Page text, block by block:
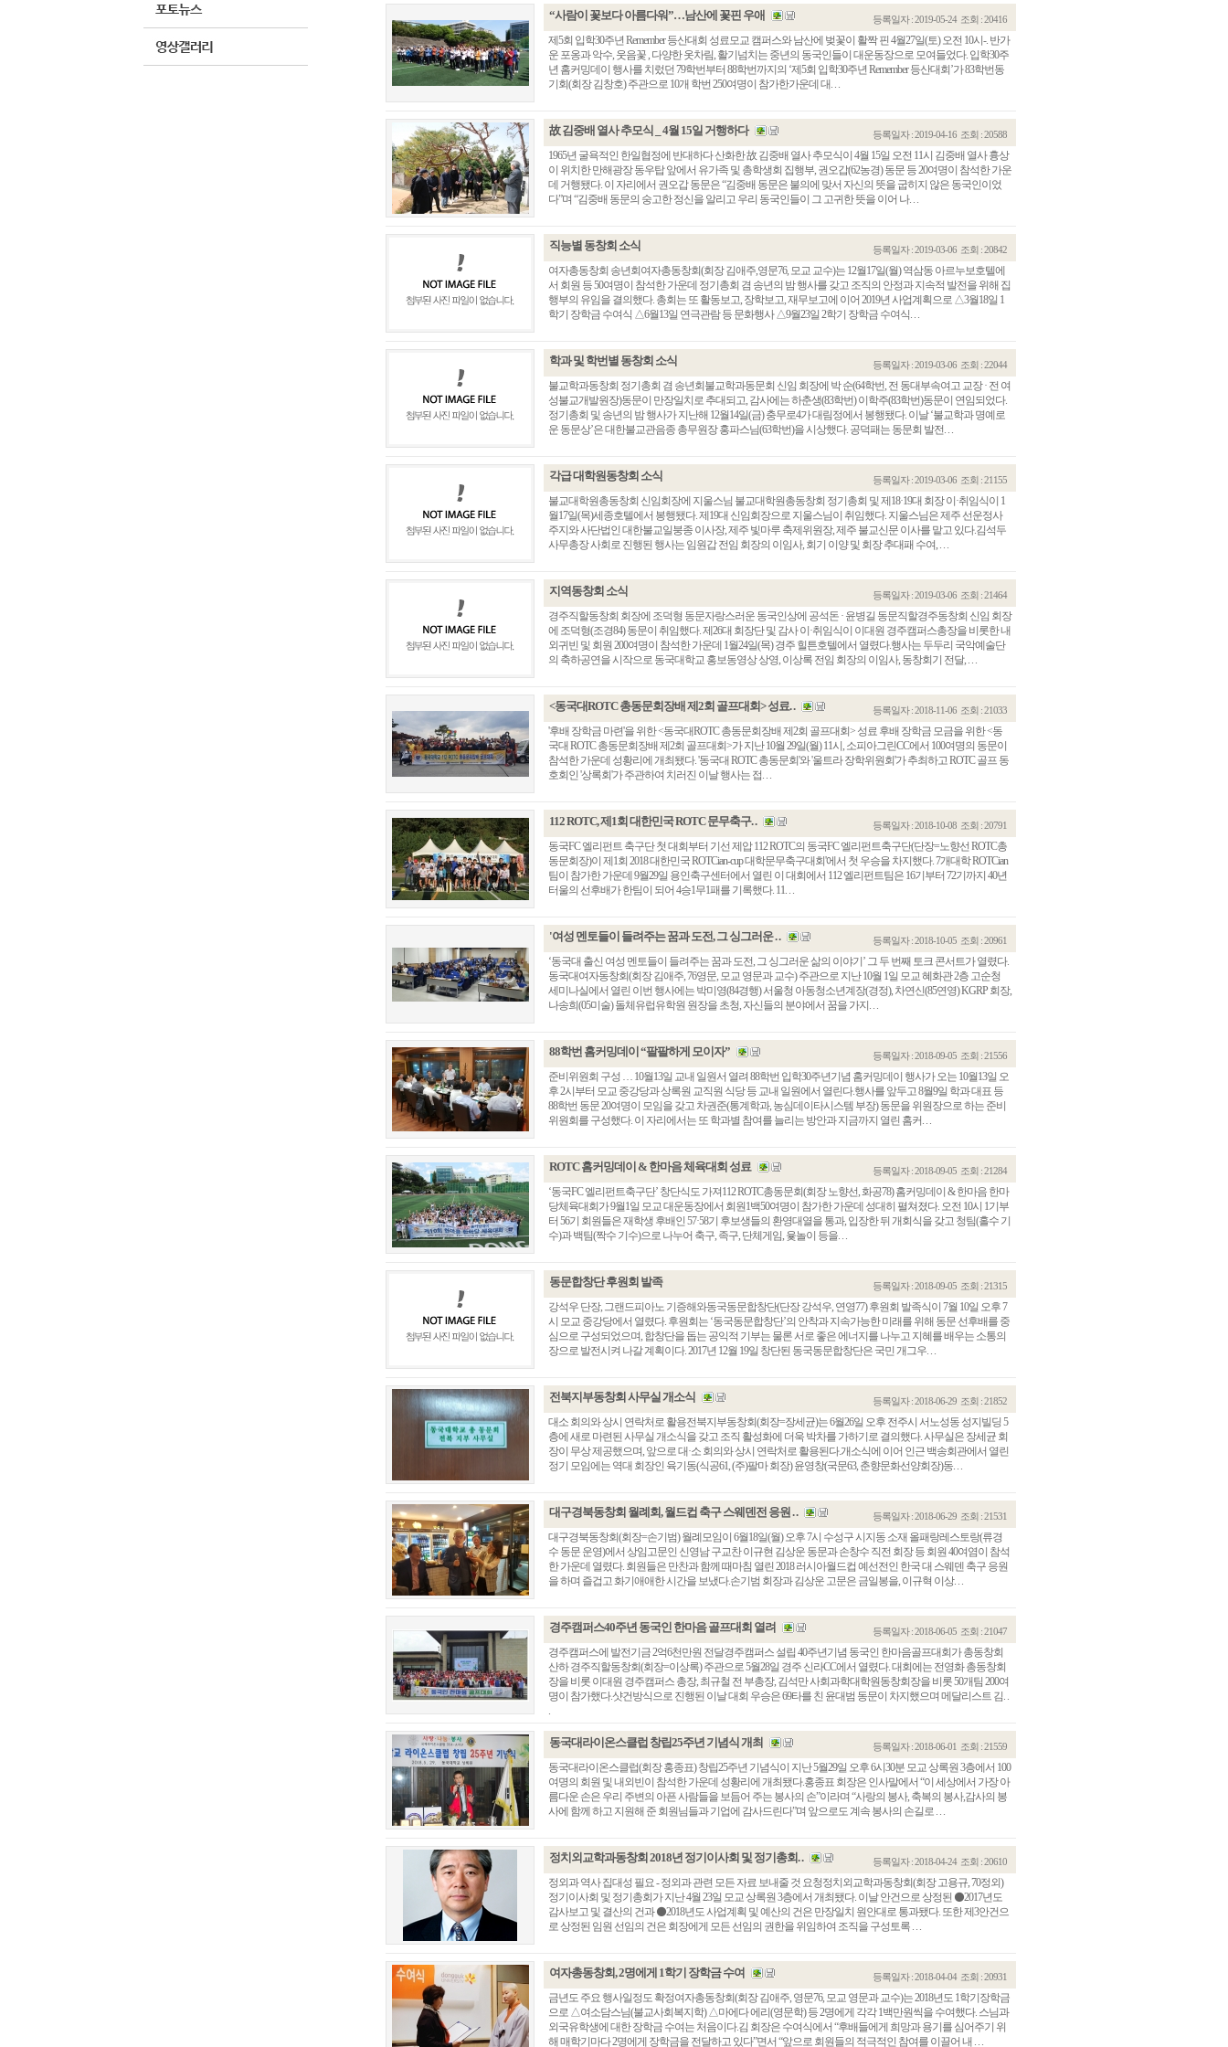
총동창회 소식
모교 소식
언론에 비친 동국
동창회보
포토뉴스
영상갤러리
동문동정
동국의 창
경조사
이달의 시
회관건립기금 기부자
장학발전기금 기부자
공지사항
자유게시판
연락처 수정
동국의료원 혜택
만해마을 할인 혜택
지부지회 링크
“사람이 꽃보다 아름다워”…남산에 꽃핀 우애 등록일자 : 2019-05-24 조회 : 20416
제5회 입학30주년 Remember 등산대회 성료모교 캠퍼스와 남산에 벚꽃이 활짝 핀 4월27일(토) 오전 10시-. 반가
운 포옹과 악수, 웃음꽃 , 다양한 옷차림, 활기넘치는 중년의 동국인들이 대운동장으로 모여들었다. 입학30주
년 홈커밍데이 행사를 치렀던 79학번부터 88학번까지의 ‘제5회 입학30주년 Remember 등산대회’가 83학번동
기회(회장 김창호) 주관으로 10개 학번 250여명이 참가한가운데 대. . .
故 김중배 열사 추모식 _ 4월 15일 거행하다 등록일자 : 2019-04-16 조회 : 20588
1965년 굴욕적인 한일협정에 반대하다 산화한 故 김중배 열사 추모식이 4월 15일 오전 11시 김중배 열사 흉상
이 위치한 만해광장 동우탑 앞에서 유가족 및 총학생회 집행부, 권오갑(62농경) 동문 등 20여명이 참석한 가운
데 거행됐다. 이 자리에서 권오갑 동문은 “김중배 동문은 불의에 맞서 자신의 뜻을 굽히지 않은 동국인이었
다”며 “김중배 동문의 숭고한 정신을 알리고 우리 동국인들이 그 고귀한 뜻을 이어 나. . .
직능별 동창회 소식 등록일자 : 2019-03-06 조회 : 20842
여자총동창회 송년회여자총동창회(회장 김애주,영문76, 모교 교수)는 12월17일(월) 역삼동 아르누보호텔에
서 회원 등 50여명이 참석한 가운데 정기총회 겸 송년의 밤 행사를 갖고 조직의 안정과 지속적 발전을 위해 집
행부의 유임을 결의했다. 총회는 또 활동보고, 장학보고, 재무보고에 이어 2019년 사업계획으로 △3월18일 1
학기 장학금 수여식 △6월13일 연극관람 등 문화행사 △9월23일 2학기 장학금 수여식. . .
학과 및 학번별 동창회 소식 등록일자 : 2019-03-06 조회 : 22044
불교학과동창회 정기총회 겸 송년회불교학과동문회 신임 회장에 박 순(64학번, 전 동대부속여고 교장 · 전 여
성불교개발원장)동문이 만장일치로 추대되고, 감사에는 하춘생(83학번) 이학주(83학번)동문이 연임되었다.
정기총회 및 송년의 밤 행사가 지난해 12월14일(금) 충무로4가 대림정에서 봉행됐다. 이날 ‘불교학과 명예로
운 동문상’은 대한불교관음종 총무원장 홍파스님(63학번)을 시상했다. 공덕패는 동문회 발전. . .
각급 대학원동창회 소식 등록일자 : 2019-03-06 조회 : 21155
불교대학원총동창회 신임회장에 지울스님 불교대학원총동창회 정기총회 및 제18·19대 회장 이·취임식이 1
월17일(목)세종호텔에서 봉행됐다. 제19대 신임회장으로 지울스님이 취임했다. 지울스님은 제주 선운정사
주지와 사단법인 대한불교일붕종 이사장, 제주 빛마루 축제위원장, 제주 불교신문 이사를 맡고 있다.김석두
사무총장 사회로 진행된 행사는 임원갑 전임 회장의 이임사, 회기 이양 및 회장 추대패 수여, . . .
지역동창회 소식 등록일자 : 2019-03-06 조회 : 21464
경주직할동창회 회장에 조덕형 동문자랑스러운 동국인상에 공석돈 · 윤병길 동문직할경주동창회 신임 회장
에 조덕형(조경84) 동문이 취임했다. 제26대 회장단 및 감사 이·취임식이 이대원 경주캠퍼스총장을 비롯한 내
외귀빈 및 회원 200여명이 참석한 가운데 1월24일(목) 경주 힐튼호텔에서 열렸다.행사는 두두리 국악예술단
의 축하공연을 시작으로 동국대학교 홍보동영상 상영, 이상록 전임 회장의 이임사, 동창회기 전달, . . .
<동국대ROTC 총동문회장배 제2회 골프대회> 성료. . 등록일자 : 2018-11-06 조회 : 21033
'후배 장학금 마련'을 위한 <동국대ROTC 총동문회장배 제2회 골프대회> 성료 후배 장학금 모금을 위한 <동
국대 ROTC 총동문회장배 제2회 골프대회>가 지난 10월 29일(월) 11시, 소피아그린CC에서 100여명의 동문이
참석한 가운데 성황리에 개최됐다. '동국대 ROTC 총동문회'와 '울트라 장학위원회'가 추최하고 ROTC 골프 동
호회인 '상록회'가 주관하여 치러진 이날 행사는 접. . .
112 ROTC, 제1회 대한민국 ROTC 문무축구. . 등록일자 : 2018-10-08 조회 : 20791
동국FC 엘리펀트 축구단 첫 대회부터 기선 제압 112 ROTC의 동국FC 엘리펀트축구단(단장=노향선 ROTC총
동문회장)이 제1회 2018 대한민국 ROTCian-cup 대학문무축구대회'에서 첫 우승을 차지했다. 7개대학 ROTCian
팀이 참가한 가운데 9월29일 용인축구센터에서 열린 이 대회에서 112 엘리펀트팀은 16기부터 72기까지 40년
터울의 선후배가 한팀이 되어 4승1무1패를 기록했다. 11. . .
'여성 멘토들이 들려주는 꿈과 도전, 그 싱그러운 . . 등록일자 : 2018-10-05 조회 : 20961
‘동국대 출신 여성 멘토들이 들려주는 꿈과 도전, 그 싱그러운 삶의 이야기’ 그 두 번째 토크 콘서트가 열렸다.
동국대여자동창회(회장 김애주, 76영문, 모교 영문과 교수) 주관으로 지난 10월 1일 모교 혜화관 2층 고순청
세미나실에서 열린 이번 행사에는 박미영(84경행) 서울청 아동청소년계장(경정), 차연신(85연영) KGRP 회장,
나송희(05미술) 돌체유럽유학원 원장을 초청, 자신들의 분야에서 꿈을 가지. . .
88학번 홈커밍데이 “팔팔하게 모이자” 등록일자 : 2018-09-05 조회 : 21556
준비위원회 구성 … 10월13일 교내 일원서 열려 88학번 입학30주년기념 홈커밍데이 행사가 오는 10월13일 오
후 2시부터 모교 중강당과 상록원 교직원 식당 등 교내 일원에서 열린다.행사를 앞두고 8월9일 학과 대표 등
88학번 동문 20여명이 모임을 갖고 차권준(통계학과, 농심데이타시스템 부장) 동문을 위원장으로 하는 준비
위원회를 구성했다. 이 자리에서는 또 학과별 참여를 늘리는 방안과 지금까지 열린 홈커. . .
ROTC 홈커밍데이 & 한마음 체육대회 성료 등록일자 : 2018-09-05 조회 : 21284
‘동국FC 엘리펀트축구단’ 창단식도 가져112 ROTC총동문회(회장 노향선, 화공78) 홈커밍데이 & 한마음 한마
당체육대회가 9월1일 모교 대운동장에서 회원1백50여명이 참가한 가운데 성대히 펼쳐졌다. 오전 10시 1기부
터 56기 회원들은 재학생 후배인 57·58기 후보생들의 환영대열을 통과, 입장한 뒤 개회식을 갖고 청팀(홀수 기
수)과 백팀(짝수 기수)으로 나누어 축구, 족구, 단체게임, 윷놀이 등을. . .
동문합창단 후원회 발족 등록일자 : 2018-09-05 조회 : 21315
강석우 단장, 그랜드피아노 기증해와동국동문합창단(단장 강석우, 연영77) 후원회 발족식이 7월 10일 오후 7
시 모교 중강당에서 열렸다. 후원회는 ‘동국동문합창단’의 안착과 지속가능한 미래를 위해 동문 선후배를 중
심으로 구성되었으며, 합창단을 돕는 공익적 기부는 물론 서로 좋은 에너지를 나누고 지혜를 배우는 소통의
장으로 발전시켜 나갈 계획이다. 2017년 12월 19일 창단된 동국동문합창단은 국민 개그우. . .
전북지부동창회 사무실 개소식 등록일자 : 2018-06-29 조회 : 21852
대소 회의와 상시 연락처로 활용전북지부동창회(회장=장세균)는 6월26일 오후 전주시 서노성동 성지빌딩 5
층에 새로 마련된 사무실 개소식을 갖고 조직 활성화에 더욱 박차를 가하기로 결의했다. 사무실은 장세균 회
장이 무상 제공했으며, 앞으로 대·소 회의와 상시 연락처로 활용된다.개소식에 이어 인근 백송회관에서 열린
정기 모임에는 역대 회장인 육기동(식공61, (주)팔마 회장) 윤영창(국문63, 춘향문화선양회장)동. . .
대구경북동창회 월례회, 월드컵 축구 스웨덴전 응원 . . 등록일자 : 2018-06-29 조회 : 21531
대구경북동창회(회장=손기범) 월례모임이 6월18일(월) 오후 7시 수성구 시지동 소재 올패랑레스토랑(류경
수 동문 운영)에서 상임고문인 신영남 구교찬 이규현 김상운 동문과 손창수 직전 회장 등 회원 40여염이 참석
한 가운데 열렸다. 회원들은 만찬과 함께 때마침 열린 2018 러시아월드컵 예선전인 한국 대 스웨덴 축구 응원
을 하며 즐겁고 화기애애한 시간을 보냈다.손기범 회장과 김상운 고문은 금일봉을, 이규혁 이상. . .
경주캠퍼스40주년 동국인 한마음 골프대회 열려 등록일자 : 2018-06-05 조회 : 21047
경주캠퍼스에 발전기금 2억6천만원 전달경주캠퍼스 설립 40주년기념 동국인 한마음골프대회가 총동창회
산하 경주직할동창회(회장=이상록) 주관으로 5월28일 경주 신라CC에서 열렸다. 대회에는 전영화 총동창회
장을 비롯 이대원 경주캠퍼스 총장, 최규철 전 부총장, 김석만 사회과학대학원동창회장을 비롯 50개팀 200여
명이 참가했다.샷건방식으로 진행된 이날 대회 우승은 69타를 친 윤대범 동문이 차지했으며 메달리스트 김. .
.
동국대라이온스클럽 창립25주년 기념식 개최 등록일자 : 2018-06-01 조회 : 21559
동국대라이온스클럽(회장 홍종표) 창립25주년 기념식이 지난 5월29일 오후 6시30분 모교 상록원 3층에서 100
여명의 회원 및 내외빈이 참석한 가운데 성황리에 개최됐다.홍종표 회장은 인사말에서 “이 세상에서 가장 아
름다운 손은 우리 주변의 아픈 사람들을 보듬어 주는 봉사의 손”이라며 “사랑의 봉사, 축복의 봉사,감사의 봉
사에 함께 하고 지원해 준 회원님들과 기업에 감사드린다”며 앞으로도 계속 봉사의 손길로 . . .
정치외교학과동창회 2018년 정기이사회 및 정기총회. . 등록일자 : 2018-04-24 조회 : 20610
정외과 역사 집대성 필요 - 정외과 관련 모든 자료 보내줄 것 요청정치외교학과동창회(회장 고용규, 70정외)
정기이사회 및 정기총회가 지난 4월 23일 모교 상록원 3층에서 개최됐다. 이날 안건으로 상정된 ⚫2017년도
감사보고 및 결산의 건과 ⚫2018년도 사업계획 및 예산의 건은 만장일치 원안대로 통과됐다. 또한 제3안건으
로 상정된 임원 선임의 건은 회장에게 모든 선임의 권한을 위임하여 조직을 구성토록 . . .
여자총동창회, 2명에게 1학기 장학금 수여 등록일자 : 2018-04-04 조회 : 20931
금년도 주요 행사일정도 확정여자총동창회(회장 김애주, 영문76, 모교 영문과 교수)는 2018년도 1학기장학금
으로 △여소담스님(불교사회복지학) △마에다 에리(영문학) 등 2명에게 각각 1백만원씩을 수여했다. 스님과
외국유학생에 대한 장학금 수여는 처음이다.김 회장은 수여식에서 “후배들에게 희망과 용기를 심어주기 위
해 매학기마다 2명에게 장학금을 전달하고 있다”면서 “앞으로 회원들의 적극적인 참여를 이끌어 내 . . .